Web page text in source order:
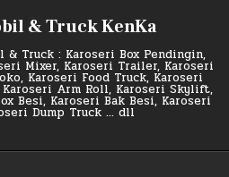
& Truck KenKa
Truck : Karoseri Box Pendingin,
Mixer, Karoseri Trailer, Karoseri
Karoseri Food Truck, Karoseri
Karoseri Arm Roll, Karoseri Skylift,
Besi, Karoseri Bak Besi, Karoseri
Dump Truck … dll